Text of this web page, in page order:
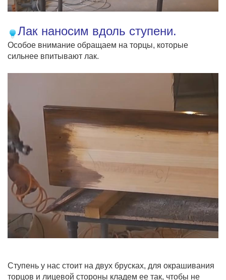
Лак наносим вдоль ступени.
Особое внимание обращаем на торцы, которые
сильнее впитывают лак.
Ступень у нас стоит на двух брусках, для окрашивания
торцов и лицевой стороны кладем ее так, чтобы не